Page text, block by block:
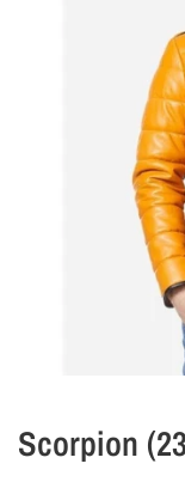
Scorpion